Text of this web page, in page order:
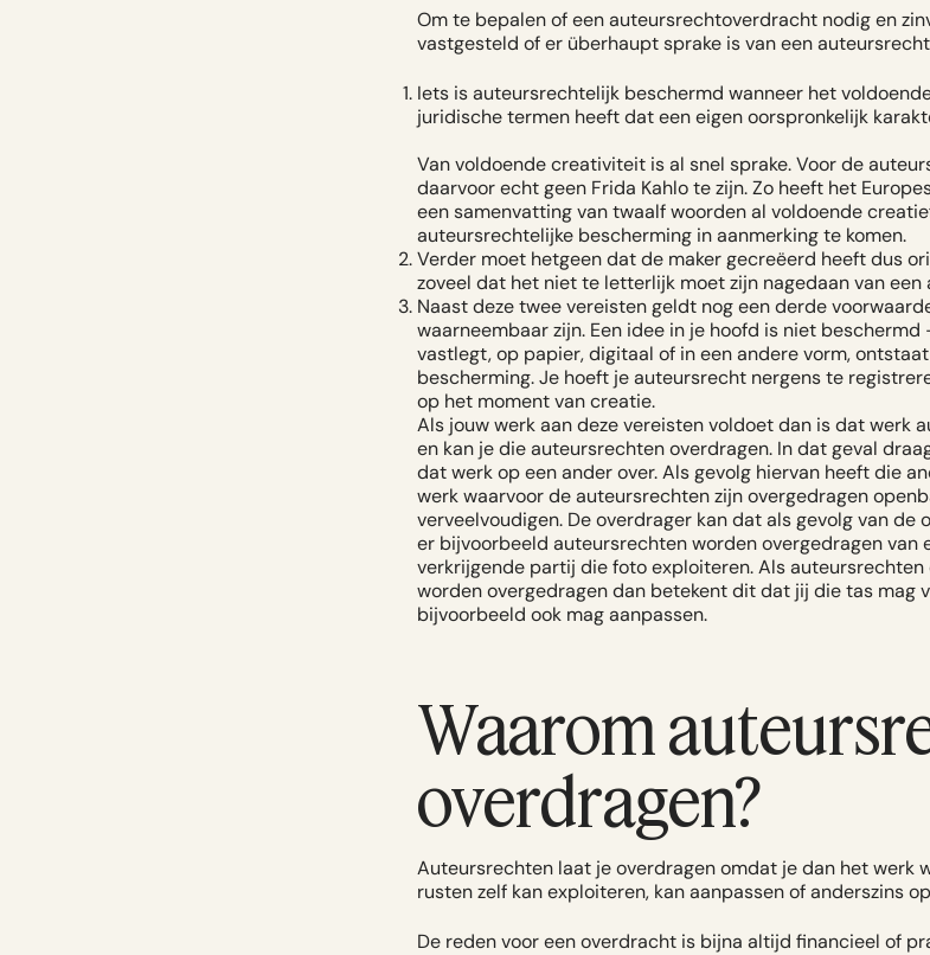
Om te bepalen of een auteursrechtoverdracht nodig en
vastgesteld of er überhaupt sprake is van een
Iets is auteursrechtelijk beschermd wanneer het
juridische termen heeft dat een eigen oorspronkelijk
Van voldoende creativiteit is al snel sprake. Voor de
daarvoor echt geen Frida Kahlo te zijn. Zo heeft het
een samenvatting van twaalf woorden al voldoende
auteursrechtelijke bescherming in aanmerking te komen.
Verder moet hetgeen dat de maker gecreëerd heeft dus
zoveel dat het niet te letterlijk moet zijn nagedaan van een
Naast deze twee vereisten geldt nog een derde
waarneembaar zijn. Een idee in je hoofd is niet
vastlegt, op papier, digitaal of in een andere vorm,
bescherming. Je hoeft je auteursrecht nergens te
op het moment van creatie.
Als jouw werk aan deze vereisten voldoet dan is dat werk
en kan je die auteursrechten overdragen. In dat geval
dat werk op een ander over. Als gevolg hiervan heeft die
werk waarvoor de auteursrechten zijn overgedragen
verveelvoudigen. De overdrager kan dat als gevolg van de
er bijvoorbeeld auteursrechten worden overgedragen van
verkrijgende partij die foto exploiteren. Als
worden overgedragen dan betekent dit dat jij die tas mag
bijvoorbeeld ook mag aanpassen.
Waarom
overdragen?
Auteursrechten laat je overdragen omdat je dan het werk
rusten zelf kan exploiteren, kan aanpassen of anderszins
De reden voor een overdracht is bijna altijd financieel of